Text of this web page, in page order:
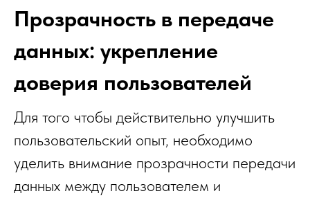
Прозрачность в передаче
данных: укрепление
доверия пользователей
Для того чтобы действительно улучшить
пользовательский опыт, необходимо
уделить внимание прозрачности передачи
данных между пользователем и